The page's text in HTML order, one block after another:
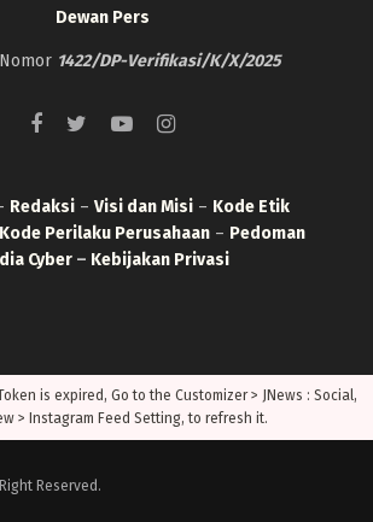
Dewan Pers
1422/DP-Verifikasi/K/X/2025
Redaksi – Visi dan Misi – Kode Etik
Kode Perilaku Perusahaan – Pedoman
Cyber – Kebijakan Privasi
is expired, Go to the Customizer > JNews : Social,
> Instagram Feed Setting, to refresh it.
Reserved.